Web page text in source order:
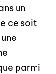
un
ce soit
parmi